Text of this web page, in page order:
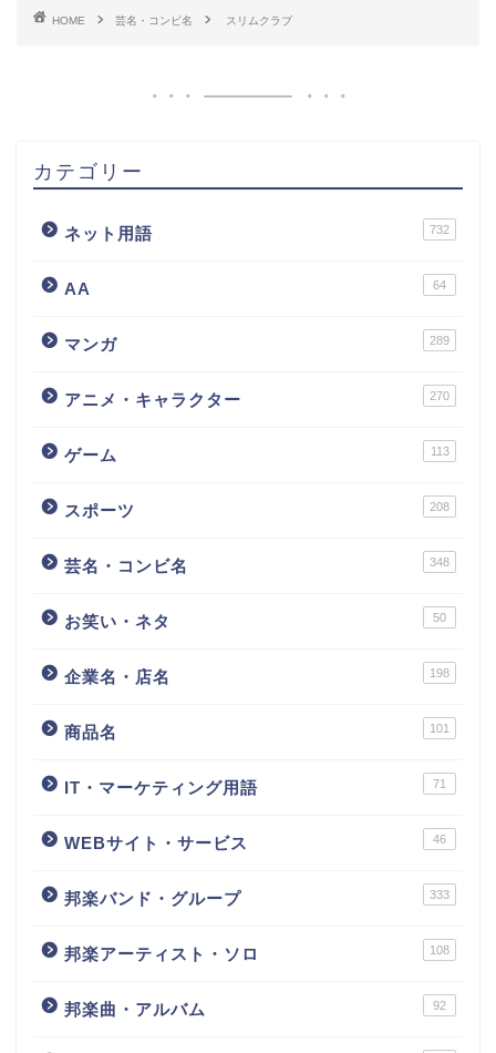
HOME 芸名・コンビ名 スリムクラブ
カテゴリー
ネット用語 732
AA 64
マンガ 289
アニメ・キャラクター 270
ゲーム 113
スポーツ 208
芸名・コンビ名 348
お笑い・ネタ 50
企業名・店名 198
商品名 101
IT・マーケティング用語 71
WEBサイト・サービス 46
邦楽バンド・グループ 333
邦楽アーティスト・ソロ 108
邦楽曲・アルバム 92